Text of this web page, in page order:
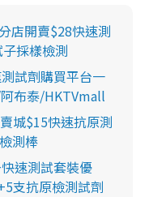
店開賣$28快速測
採樣檢測
試劑購買平台一
布泰/HKTVmall
城$15快速抗原測
測棒
速測試套裝優
支抗原檢測試劑